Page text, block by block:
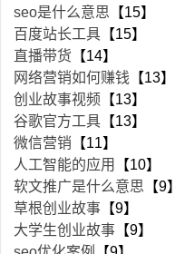
seo是什么意思 【15】
百度站长工具 【15】
直播带货 【14】
网络营销如何赚钱 【13】
创业故事视频 【13】
谷歌官方工具 【13】
微信营销 【11】
人工智能的应用
【10】
软文推广是什么意思 【9】
草根创业故事 【9】
大学生创业故事 【9】